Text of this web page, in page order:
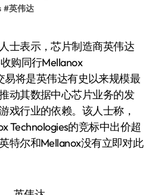
#英伟达
购同行Mellanox
易将是英伟达有史以来规模最
动其数据中心芯片业务的发
戏行业的依赖。该人士称，
Technologies的竞标中出价超
特尔和Mellanox没有立即对此